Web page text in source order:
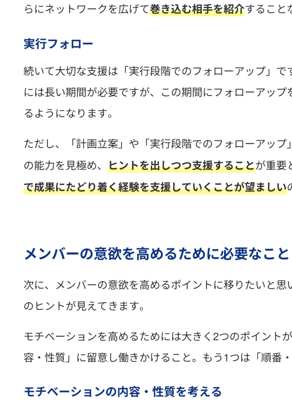
らにネットワークを広げて巻き込む相手を紹介すること
実行フォロー
続いて大切な支援は「実行段階でのフォローアップ」
には長い期間が必要ですが、この期間にフォローアッ
るようになります。
ただし、「計画立案」や「実行段階でのフォローアップ
の能力を見極め、 ヒントを出しつつ支援することが重要
で成果にたどり着く経験を支援していくことが望ましい
メンバーの意欲を高めるために必要なこと
次に、メンバーの意欲を高めるポイントに移りたいと
のヒントが見えてきます。
モチベーションを高めるためには大きく2つのポイント
容・性質」に留意し働きかけること。もう1つは「順番
モチベーションの内容・性質を考える